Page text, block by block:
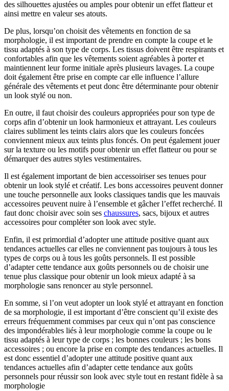
des silhouettes ajustées ou amples pour obtenir un effet flatteur et
ainsi mettre en valeur ses atouts.
De plus, lorsqu’on choisit des vêtements en fonction de sa
morphologie, il est important de prendre en compte la coupe et le
tissu adaptés à son type de corps. Les tissus doivent être respirants et
confortables afin que les vêtements soient agréables à porter et
maintiennent leur forme initiale après plusieurs lavages. La coupe
doit également être prise en compte car elle influence l’allure
générale des vêtements et peut donc être déterminante pour obtenir
un look stylé ou non.
En outre, il faut choisir des couleurs appropriées pour son type de
corps afin d’obtenir un look harmonieux et attrayant. Les couleurs
claires subliment les teints clairs alors que les couleurs foncées
conviennent mieux aux teints plus foncés. On peut également jouer
sur la texture ou les motifs pour obtenir un effet flatteur ou pour se
démarquer des autres styles vestimentaires.
Il est également important de bien accessoiriser ses tenues pour
obtenir un look stylé et créatif. Les bons accessoires peuvent donner
une touche personnelle aux looks classiques tandis que les mauvais
accessoires peuvent nuire à l’ensemble et gâcher l’effet recherché. Il
faut donc choisir avec soin ses chaussures, sacs, bijoux et autres
accessoires pour compléter son look avec style.
Enfin, il est primordial d’adopter une attitude positive quant aux
tendances actuelles car elles ne conviennent pas toujours à tous les
types de corps ou à tous les goûts personnels. Il est possible
d’adapter cette tendance aux goûts personnels ou de choisir une
tenue plus classique pour obtenir un look mieux adapté à sa
morphologie sans renoncer au style personnel.
En somme, si l’on veut adopter un look stylé et attrayant en fonction
de sa morphologie, il est important d’être conscient qu’il existe des
erreurs fréquemment commises par ceux qui n’ont pas conscience
des impondérables liés à leur morphologie comme la coupe ou le
tissu adaptés à leur type de corps ; les bonnes couleurs ; les bons
accessoires ; ou encore la prise en compte des tendances actuelles. Il
est donc essentiel d’adopter une attitude positive quant aux
tendances actuelles afin d’adapter cette tendance aux goûts
personnels pour réussir son look avec style tout en restant fidèle à sa
morphologie